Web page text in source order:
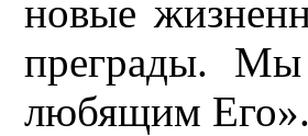
новые
преграды. Мы
любящим Его».